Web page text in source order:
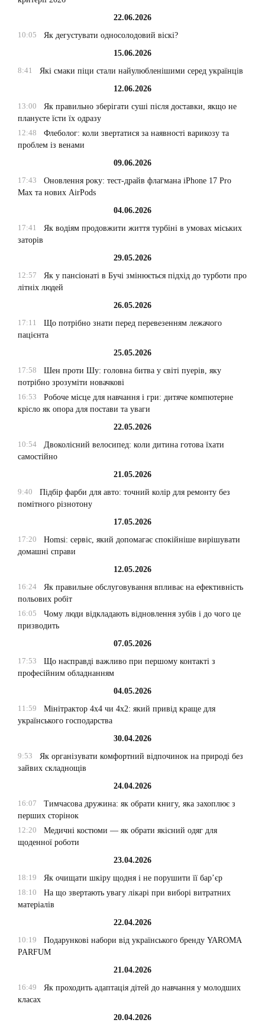
22.06.2026
10:05
Як дегустувати односолодовий віскі?
15.06.2026
8:41
Які смаки піци стали найулюбленішими серед українців
12.06.2026
13:00
Як правильно зберігати суші після доставки, якщо не
плануєте їсти їх одразу
12:48
Флеболог: коли звертатися за наявності варикозу та
проблем із венами
09.06.2026
17:43
Оновлення року: тест-драйв флагмана iPhone 17 Pro
Max та нових AirPods
04.06.2026
17:41
Як водіям продовжити життя турбіні в умовах міських
заторів
29.05.2026
12:57
Як у пансіонаті в Бучі змінюється підхід до турботи про
літніх людей
26.05.2026
17:11
Що потрібно знати перед перевезенням лежачого
пацієнта
25.05.2026
17:58
Шен проти Шу: головна битва у світі пуерів, яку
потрібно зрозуміти новачкові
16:53
Робоче місце для навчання і гри: дитяче компютерне
крісло як опора для постави та уваги
22.05.2026
10:54
Двоколісний велосипед: коли дитина готова їхати
самостійно
21.05.2026
9:40
Підбір фарби для авто: точний колір для ремонту без
помітного різнотону
17.05.2026
17:20
Homsi: сервіс, який допомагає спокійніше вирішувати
домашні справи
12.05.2026
16:24
Як правильне обслуговування впливає на ефективність
польових робіт
16:05
Чому люди відкладають відновлення зубів і до чого це
призводить
07.05.2026
17:53
Що насправді важливо при першому контакті з
професійним обладнанням
04.05.2026
11:59
Мінітрактор 4х4 чи 4х2: який привід краще для
українського господарства
30.04.2026
9:53
Як організувати комфортний відпочинок на природі без
зайвих складнощів
24.04.2026
16:07
Тимчасова дружина: як обрати книгу, яка захоплює з
перших сторінок
12:20
Медичні костюми — як обрати якісний одяг для
щоденної роботи
23.04.2026
18:19
Як очищати шкіру щодня і не порушити її бар’єр
18:10
На що звертають увагу лікарі при виборі витратних
матеріалів
22.04.2026
10:19
Подарункові набори від українського бренду YAROMA
PARFUM
21.04.2026
16:49
Як проходить адаптація дітей до навчання у молодших
класах
20.04.2026